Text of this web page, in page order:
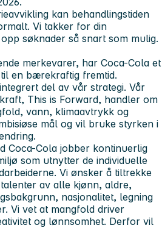
kan behandlingstiden
Vi takker for din
søknader så snart som mulig.
merkevarer, har Coca-Cola et
en bærekraftig fremtid.
del av vår strategi. Vår
This is Forward, handler om
vann, klimaavtrykk og
mål og vil bruke styrken i
Coca-Cola jobber kontinuerlig
som utnytter de individuelle
Vi ønsker å tiltrekke
av alle kjønn, aldre,
nasjonalitet, legning
Vi vet at mangfold driver
og lønnsomhet. Derfor vil